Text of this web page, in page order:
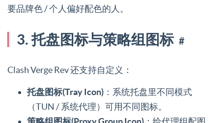
要品牌色 / 个人偏好配色的人。
3. 托盘图标与策略组图标 #
Clash Verge Rev 还支持自定义：
托盘图标(Tray Icon) ：系统托盘里不同模式
（TUN / 系统代理）可用不同图标。